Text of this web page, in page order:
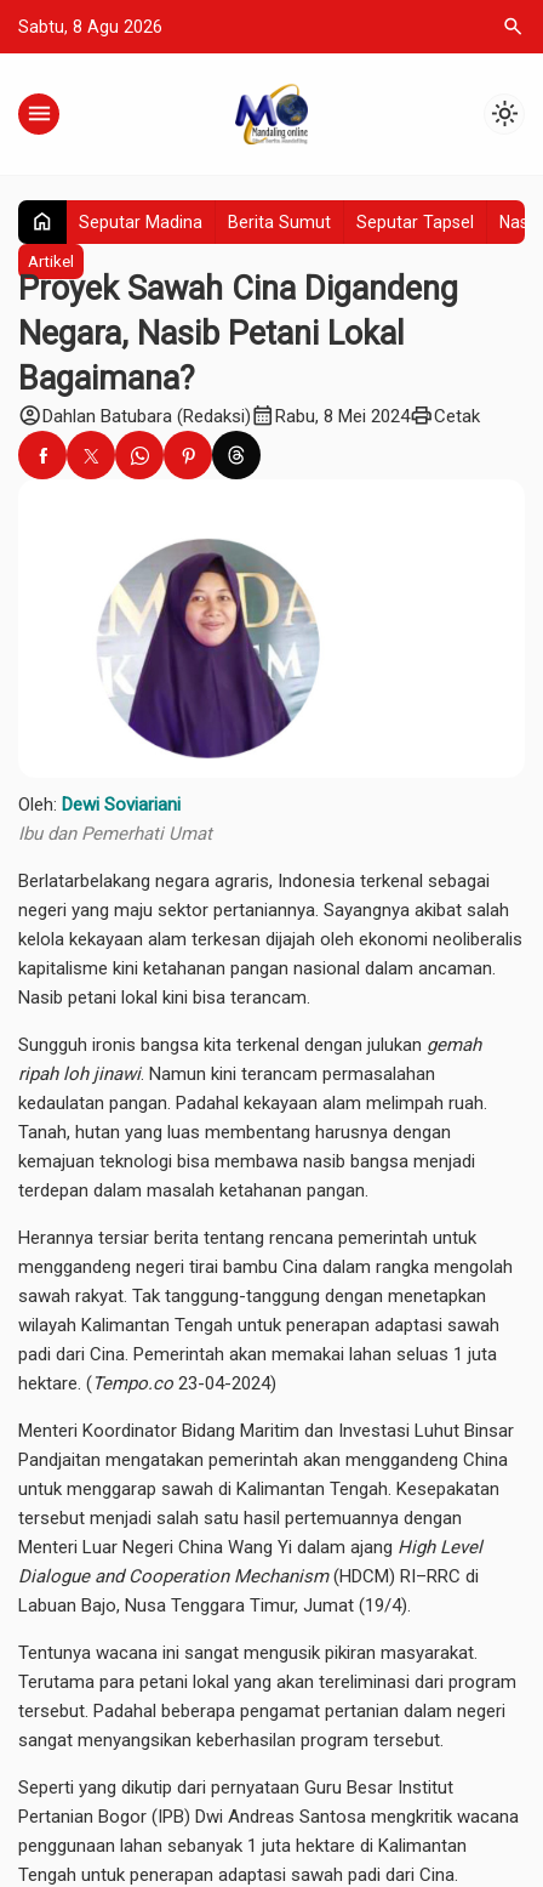
Sabtu, 8 Agu 2026 search
menu light_mode
home Seputar Madina Berita Sumut Seputar Tapsel
Artikel
Proyek Sawah Cina Digandeng
Negara, Nasib Petani Lokal
Bagaimana?
account_circleDahlan Batubara (Redaksi)calendar_monthRabu, 8 Mei 2024printCetak
Oleh: Dewi Soviariani
Ibu dan Pemerhati Umat
Berlatarbelakang negara agraris, Indonesia terkenal sebagai
negeri yang maju sektor pertaniannya. Sayangnya akibat salah
kelola kekayaan alam terkesan dijajah oleh ekonomi neoliberalis
kapitalisme kini ketahanan pangan nasional dalam ancaman.
Nasib petani lokal kini bisa terancam.
Sungguh ironis bangsa kita terkenal dengan julukan gemah
ripah loh jinawi. Namun kini terancam permasalahan
kedaulatan pangan. Padahal kekayaan alam melimpah ruah.
Tanah, hutan yang luas membentang harusnya dengan
kemajuan teknologi bisa membawa nasib bangsa menjadi
terdepan dalam masalah ketahanan pangan.
Herannya tersiar berita tentang rencana pemerintah untuk
menggandeng negeri tirai bambu Cina dalam rangka mengolah
sawah rakyat. Tak tanggung-tanggung dengan menetapkan
wilayah Kalimantan Tengah untuk penerapan adaptasi sawah
padi dari Cina. Pemerintah akan memakai lahan seluas 1 juta
hektare. (Tempo.co 23-04-2024)
Menteri Koordinator Bidang Maritim dan Investasi Luhut Binsar
Pandjaitan mengatakan pemerintah akan menggandeng China
untuk menggarap sawah di Kalimantan Tengah. Kesepakatan
tersebut menjadi salah satu hasil pertemuannya dengan
Menteri Luar Negeri China Wang Yi dalam ajang High Level
Dialogue and Cooperation Mechanism(HDCM) RI–RRC di
Labuan Bajo, Nusa Tenggara Timur, Jumat (19/4).
Tentunya wacana ini sangat mengusik pikiran masyarakat.
Terutama para petani lokal yang akan tereliminasi dari program
tersebut. Padahal beberapa pengamat pertanian dalam negeri
sangat menyangsikan keberhasilan program tersebut.
Seperti yang dikutip dari pernyataan Guru Besar Institut
Pertanian Bogor (IPB) Dwi Andreas Santosa mengkritik wacana
penggunaan lahan sebanyak 1 juta hektare di Kalimantan
Tengah untuk penerapan adaptasi sawah padi dari Cina.